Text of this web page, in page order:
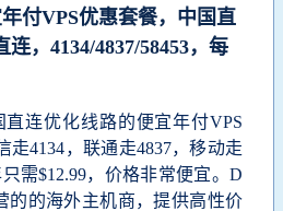
付VPS优惠套餐，中国直
，4134/4837/58453，每
连优化线路的便宜年付VPS
走4134，联通走4837，移动走
需$12.99，价格非常便宜。D
的的海外主机商，提供高性价